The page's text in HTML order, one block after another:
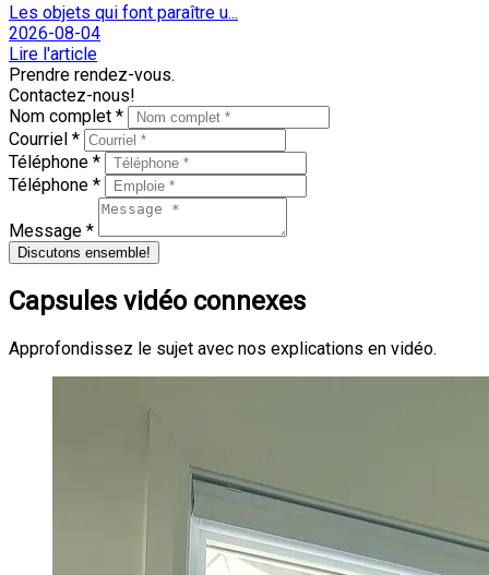
Les objets qui font paraître u...
2026-08-04
Lire l'article
Prendre rendez-vous.
Contactez-nous!
Nom complet *
Courriel *
Téléphone *
Téléphone *
Message *
Discutons ensemble!
Capsules vidéo connexes
Approfondissez le sujet avec nos explications en vidéo.